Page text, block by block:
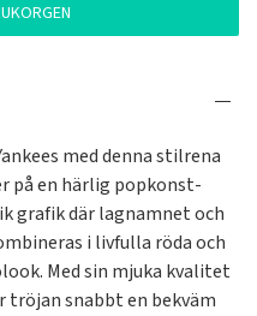
med denna stilrena
på en härlig popkonst-
grafik där lagnamnet och
i livfulla röda och
Med sin mjuka kvalitet
tröjan snabbt en bekväm